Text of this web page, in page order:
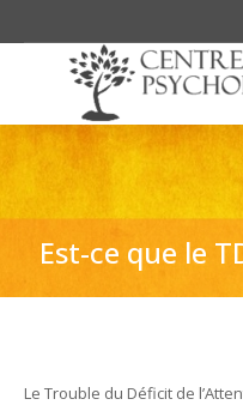
Est-ce que le
Le Trouble du Déficit de